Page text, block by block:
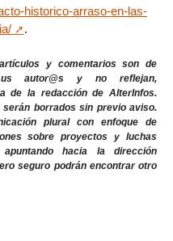
historico-arraso-en-las-
.
y comentarios son de
autor@s y no reflejan,
de la redacción de AlterInfos.
borrados sin previo aviso.
plural con enfoque de
sobre proyectos y luchas
apuntando hacia la dirección
seguro podrán encontrar otro